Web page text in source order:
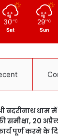
30 ℃
Sat
29 ℃
Sun
बदरीनाथ धाम
समीक्षा, 20
पूर्ण करने के